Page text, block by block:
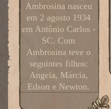
Ambrosina nasceu
em 2 agosto 1934
em Antônio Carlos -
SC. Com
Ambrosina teve o
seguintes filhos:
Angela, Márcia,
Edson e Newton.